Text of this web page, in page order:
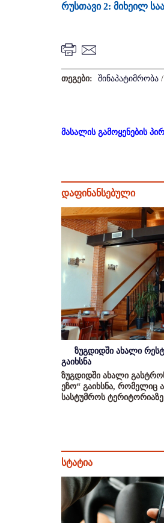
რუსთავი 2: მიხეილ
თეგები: შინაპატიმრობა /
მასალის გამოყენების
დაფინანსებული
ზუგდიდში ახალი
გაიხსნა
ზუგდიდში ახალი
ეზო“ გაიხსნა, რომელიც
სასტუმროს
სტატია